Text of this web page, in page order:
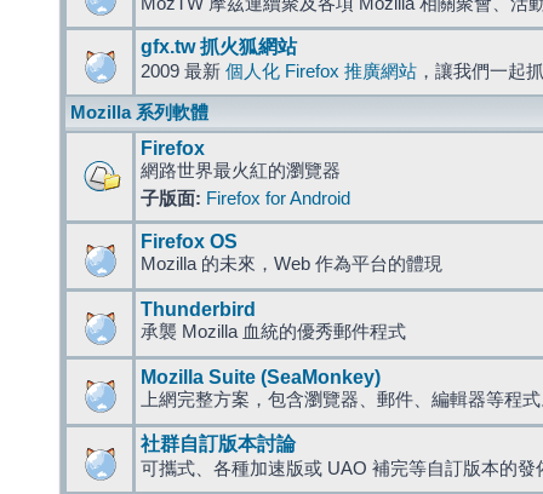
gfx.tw 抓火狐網站
2009 最新 個人化 Firefox 推廣網站 ，讓我們一起
Mozilla 系列軟體
Firefox
網路世界最火紅的瀏覽器
子版面: Firefox for Android
Firefox OS
Mozilla 的未來，Web 作為平台的體現
Thunderbird
承襲 Mozilla 血統的優秀郵件程式
Mozilla Suite (SeaMonkey)
上網完整方案，包含瀏覽器、郵件、編輯器等程
社群自訂版本討論
可攜式、各種加速版或 UAO 補完等自訂版本的發